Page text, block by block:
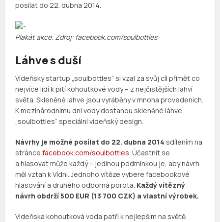
posílat do 22. dubna 2014.
Plakát akce. Zdroj: facebook.com/soulbottles
Láhve s duší
Vídeňský startup „soulbottles“ si vzal za svůj cíl přimět co
nejvíce lidí k pití kohoutkové vody – z nejčistějších lahví
světa. Skleněné láhve jsou vyráběny v mnoha provedeních.
K mezinárodnímu dni vody dostanou skleněné láhve
„soulbottles“ speciální vídeňský design.
Návrhy je možné posílat do 22. dubna 2014 sdílením na
stráncefacebook.com/soulbottles. Účastnit se
a hlasovat může každý – jedinou podmínkou je, aby návrh
měl vztah k Vídni. Jednoho vítěze vybere facebookové
hlasování a druhého odborná porota. Každý vítězný
návrh obdrží 500 EUR (13 700 CZK) a vlastní výrobek.
Vídeňská kohoutková voda patří k nejlepším na světě.